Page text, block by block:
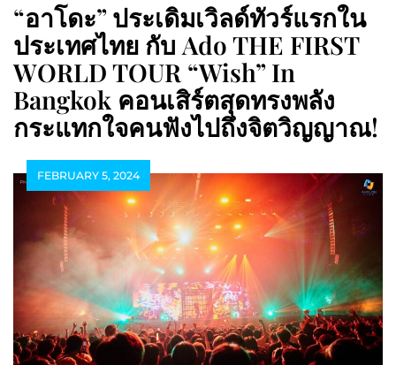
“อาโดะ” ประเดิมเวิลด์ทัวร์แรกใน
ประเทศไทย กับ Ado THE FIRST
WORLD TOUR “Wish” In
Bangkok คอนเสิร์ตสุดทรงพลัง
กระแทกใจคนฟังไปถึงจิตวิญญาณ!
FEBRUARY 5, 2024